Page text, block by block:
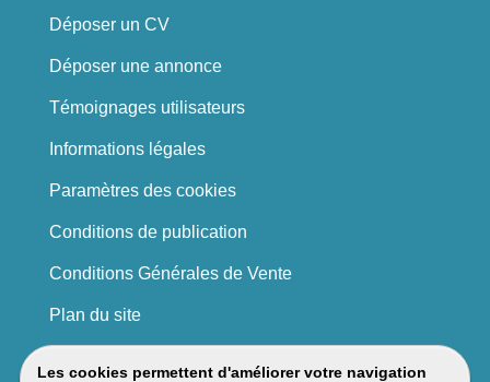
Les cookies permettent d'améliorer votre navigation
Déposer un CV
Déposer une annonce
Témoignages utilisateurs
Informations légales
Paramètres des cookies
Conditions de publication
Conditions Générales de Vente
Plan du site